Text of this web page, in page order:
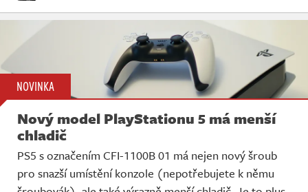
NOVINKA
Nový model PlayStationu 5 má menší
chladič
PS5 s označením CFI-1100B 01 má nejen nový šroub
pro snazší umístění konzole (nepotřebujete k němu